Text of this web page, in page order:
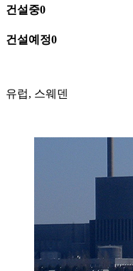
건설중0
건설예정0
유럽, 스웨덴